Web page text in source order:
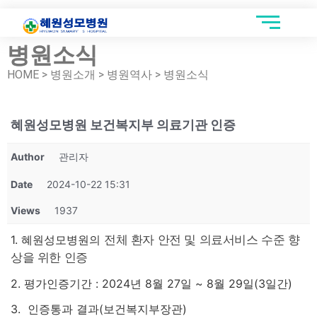
병원소식
HOME > 병원소개 > 병원역사 > 병원소식
혜원성모병원 보건복지부 의료기관 인증
Author 관리자
Date 2024-10-22 15:31
Views 1937
1. 혜원성모병원의 전체 환자 안전 및 의료서비스 수준 향
상을 위한 인증
2. 평가인증기간 : 2024년 8월 27일 ~ 8월 29일(3일간)
3. 인증통과 결과(보건복지부장관)